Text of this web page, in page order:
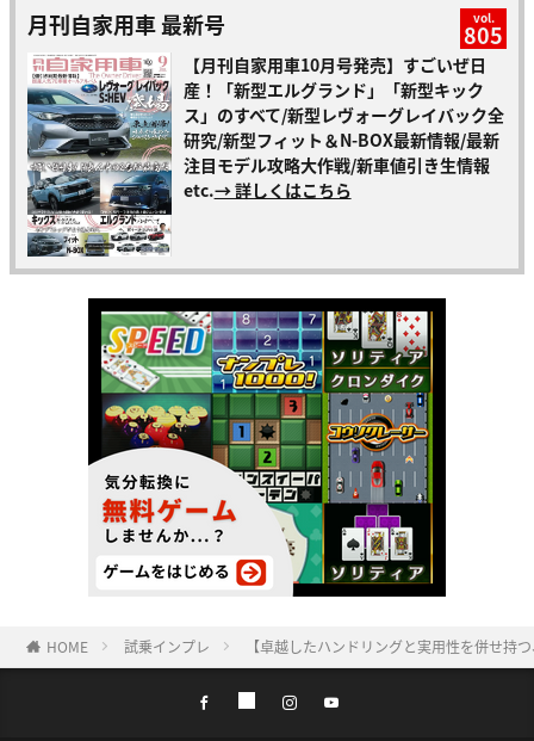
月刊自家用車 最新号 vol.
805
【月刊自家用車10月号発売】すごいぜ日
産！「新型エルグランド」「新型キック
ス」のすべて/新型レヴォーグレイバック全
研究/新型フィット＆N-BOX最新情報/最新
注目モデル攻略大作戦/新車値引き生情報
etc.→ 詳しくはこちら
HOME 試乗インプレ 【卓越したハンドリングと実用性を併せ持